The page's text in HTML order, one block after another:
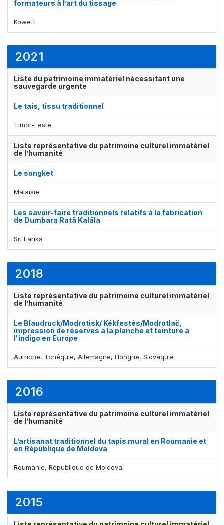
formateurs à l’art du tissage
Koweït
2021
Liste du patrimoine immatériel nécessitant une
sauvegarde urgente
Le tais, tissu traditionnel
Timor-Leste
Liste représentative du patrimoine culturel immatériel
de l’humanité
Le songket
Malaisie
Les savoir-faire traditionnels relatifs à la fabrication
de Dumbara Ratā Kalāla
Sri Lanka
2018
Liste représentative du patrimoine culturel immatériel
de l’humanité
Le Blaudruck/Modrotisk/ Kékfestés/Modrotlač,
impression de réserves à la planche et teinture à
l'indigo en Europe
Autriche, Tchéquie, Allemagne, Hongrie, Slovaquie
2016
Liste représentative du patrimoine culturel immatériel
de l’humanité
L’artisanat traditionnel du tapis mural en Roumanie et
en République de Moldova
Roumanie, République de Moldova
2015